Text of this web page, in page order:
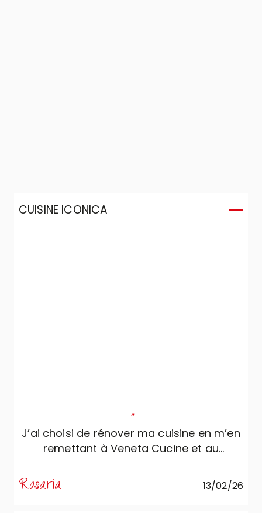
CUISINE ICONICA
"
J’ai choisi de rénover ma cuisine en m’en
remettant à Veneta Cucine et au
professionnalisme, sérieux et
compétence de Mobili Zugaro, et je ne
pourrais pas être plus satisfaite. La
Rosaria 13/02/26